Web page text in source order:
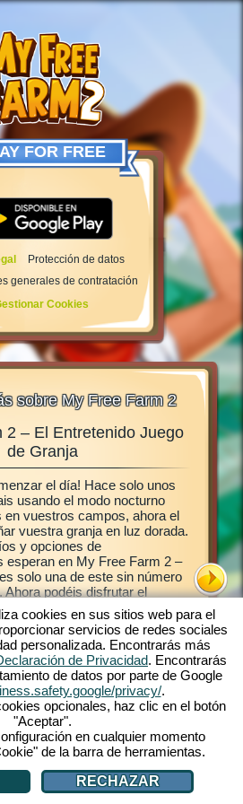
FOR FREE
Protección de datos
generales de contratación
Cookies
sobre My Free Farm 2
2 – El Entretenido Juego
de Granja
el día! Hace solo unos
usando el modo nocturno
en vuestros campos, ahora el
vuestra granja en luz dorada.
y opciones de
esperan en My Free Farm 2 –
solo una de este sin número
podéis disfrutar el
Farm 2 en vuestro
de navegador del juego os
diversión de granja
Cuidad animales,
cosechad y produce
clientes. ¡Registraros
Este
juego
frescos
cuando
granja,
plantas
¡Vamos!
cookies en sus sitios web para el
servicios de redes sociales
personalizada. Encontrarás más
de Privacidad. Encontrarás
de datos por parte de Google
privacy/.
opcionales, haz clic en el botón
"Aceptar".
en cualquier momento
de la barra de herramientas.
RECHAZAR